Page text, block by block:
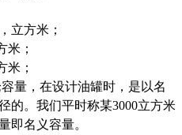
立方米；
；
；
量，在设计油罐时，是以名
的。我们平时称某3000立方米
即名义容量。